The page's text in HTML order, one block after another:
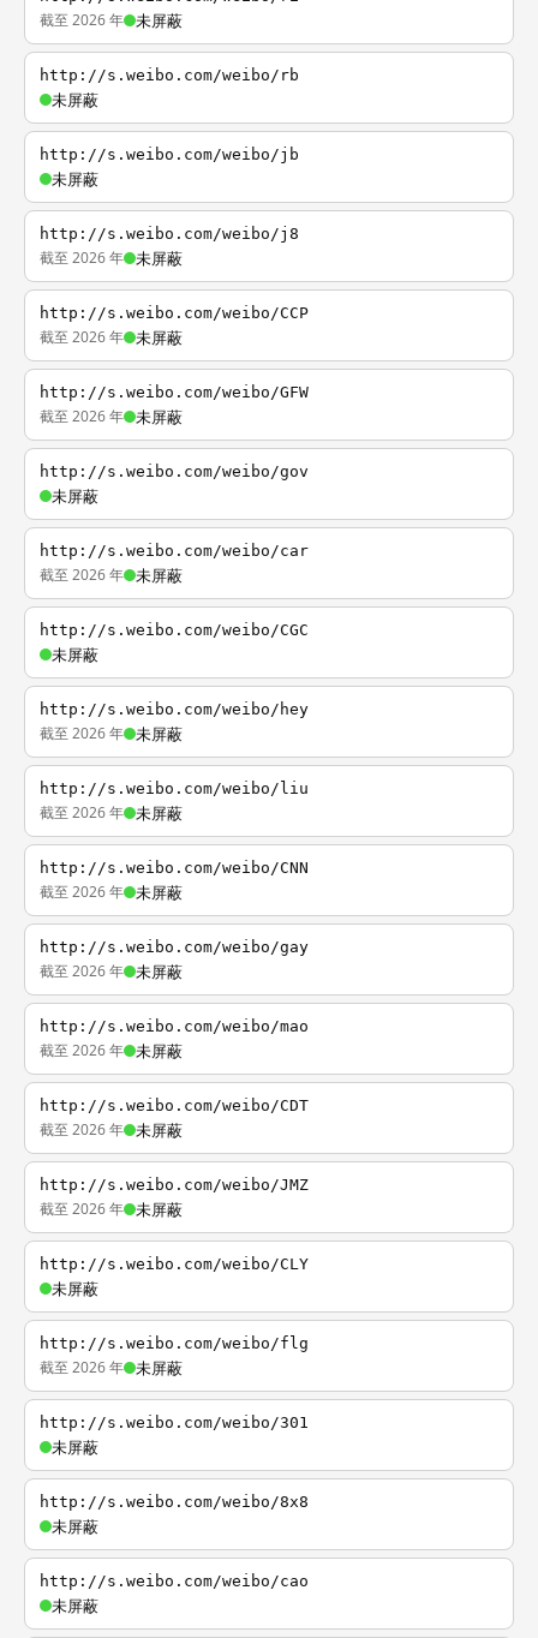
截至 2026 年 未屏蔽
http://s.weibo.com/weibo/rb
未屏蔽
http://s.weibo.com/weibo/jb
未屏蔽
http://s.weibo.com/weibo/j8
截至 2026 年 未屏蔽
http://s.weibo.com/weibo/CCP
截至 2026 年 未屏蔽
http://s.weibo.com/weibo/GFW
截至 2026 年 未屏蔽
http://s.weibo.com/weibo/gov
未屏蔽
http://s.weibo.com/weibo/car
截至 2026 年 未屏蔽
http://s.weibo.com/weibo/CGC
未屏蔽
http://s.weibo.com/weibo/hey
截至 2026 年 未屏蔽
http://s.weibo.com/weibo/liu
截至 2026 年 未屏蔽
http://s.weibo.com/weibo/CNN
截至 2026 年 未屏蔽
http://s.weibo.com/weibo/gay
截至 2026 年 未屏蔽
http://s.weibo.com/weibo/mao
截至 2026 年 未屏蔽
http://s.weibo.com/weibo/CDT
截至 2026 年 未屏蔽
http://s.weibo.com/weibo/JMZ
截至 2026 年 未屏蔽
http://s.weibo.com/weibo/CLY
未屏蔽
http://s.weibo.com/weibo/flg
截至 2026 年 未屏蔽
http://s.weibo.com/weibo/301
未屏蔽
http://s.weibo.com/weibo/8x8
未屏蔽
http://s.weibo.com/weibo/cao
未屏蔽